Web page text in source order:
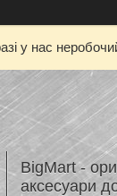
у нас
BigMart -
аксесуари